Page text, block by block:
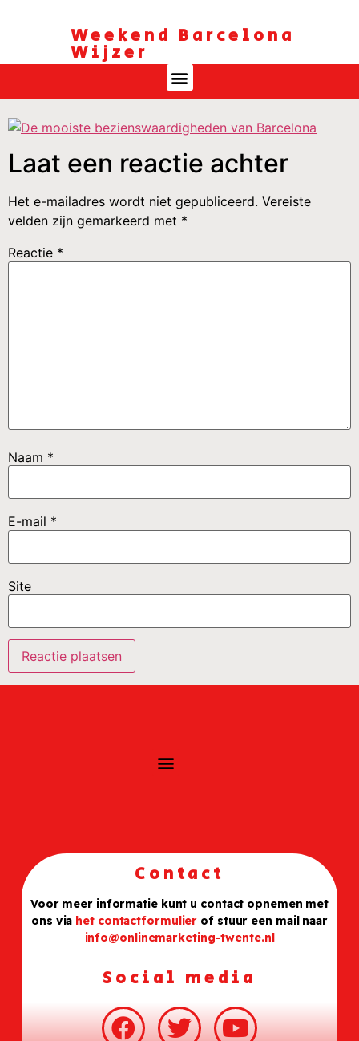
Weekend Barcelona
Wijzer
Laat een reactie achter
Het e-mailadres wordt niet gepubliceerd. Vereiste
velden zijn gemarkeerd met *
Reactie *
Naam *
E-mail *
Site
Contact
Voor meer informatie kunt u contact opnemen met
ons via het contactformulier of stuur een mail naar
info@onlinemarketing-twente.nl
Social media